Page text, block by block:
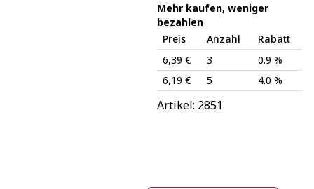
Mehr kaufen, weniger
bezahlen
Preis
Anzahl
Rabatt
6,39 €
3
0.9 %
6,19 €
5 4.0 %
Artikel: 2851